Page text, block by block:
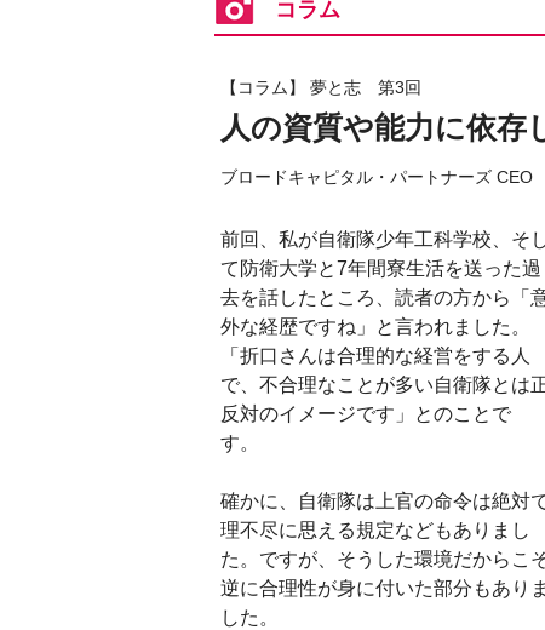
コラム
【コラム】 夢と志 第3回
人の資質や能力に依存
ブロードキャピタル・パートナーズ
前回、私が自衛隊少年工科学校、そ
て防衛大学と7年間寮生活を送った過
去を話したところ、読者の方から「
外な経歴ですね」と言われました。
「折口さんは合理的な経営をする人
で、不合理なことが多い自衛隊とは
反対のイメージです」とのことで
す。
確かに、自衛隊は上官の命令は絶対
理不尽に思える規定などもありまし
た。ですが、そうした環境だからこ
逆に合理性が身に付いた部分もありま
した。